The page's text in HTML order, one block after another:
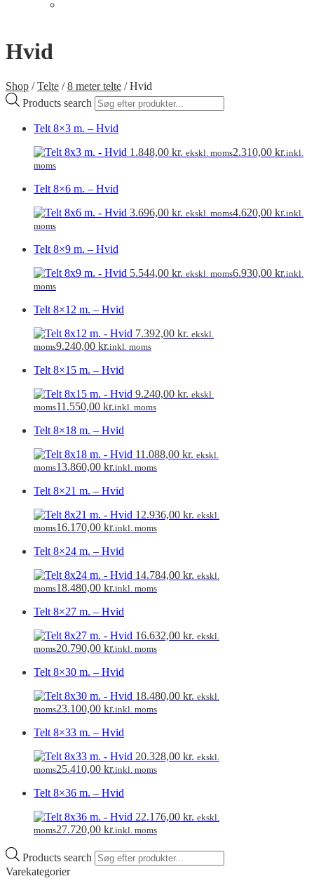
Hvid
Shop /Telte /8 meter telte /Hvid
Products search
Telt 8×3 m. – Hvid
1.848,00 kr. ekskl. moms2.310,00 kr.inkl.
moms
Telt 8×6 m. – Hvid
3.696,00 kr. ekskl. moms4.620,00 kr.inkl.
moms
Telt 8×9 m. – Hvid
5.544,00 kr. ekskl. moms6.930,00 kr.inkl.
moms
Telt 8×12 m. – Hvid
7.392,00 kr. ekskl.
moms9.240,00 kr.inkl. moms
Telt 8×15 m. – Hvid
9.240,00 kr. ekskl.
moms11.550,00 kr.inkl. moms
Telt 8×18 m. – Hvid
11.088,00 kr. ekskl.
moms13.860,00 kr.inkl. moms
Telt 8×21 m. – Hvid
12.936,00 kr. ekskl.
moms16.170,00 kr.inkl. moms
Telt 8×24 m. – Hvid
14.784,00 kr. ekskl.
moms18.480,00 kr.inkl. moms
Telt 8×27 m. – Hvid
16.632,00 kr. ekskl.
moms20.790,00 kr.inkl. moms
Telt 8×30 m. – Hvid
18.480,00 kr. ekskl.
moms23.100,00 kr.inkl. moms
Telt 8×33 m. – Hvid
20.328,00 kr. ekskl.
moms25.410,00 kr.inkl. moms
Telt 8×36 m. – Hvid
22.176,00 kr. ekskl.
moms27.720,00 kr.inkl. moms
Products search
Varekategorier